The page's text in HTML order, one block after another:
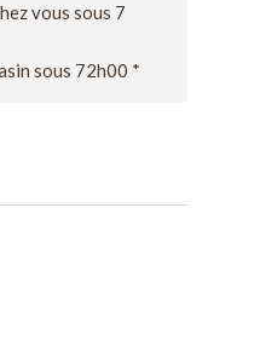
vous sous 7
sous 72h00 *